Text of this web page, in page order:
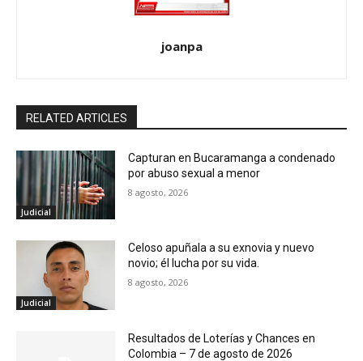
joanpa
RELATED ARTICLES
Judicial
Capturan en Bucaramanga a condenado
por abuso sexual a menor
8 agosto, 2026
Judicial
Celoso apuñala a su exnovia y nuevo
novio; él lucha por su vida.
8 agosto, 2026
Resultados de Loterías y Chances en
Colombia – 7 de agosto de 2026